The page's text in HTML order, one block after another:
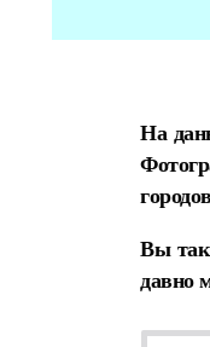
На
Вы
давно